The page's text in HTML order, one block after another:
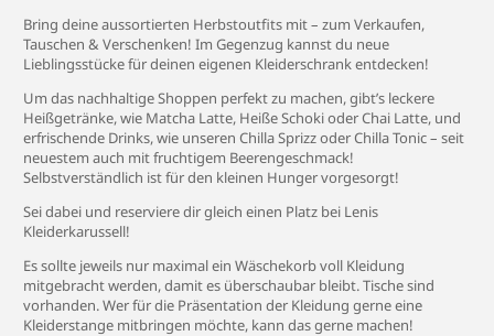
Bring deine aussortierten Herbstoutfits mit – zum Verkaufen,
Tauschen & Verschenken! Im Gegenzug kannst du neue
Lieblingsstücke für deinen eigenen Kleiderschrank entdecken!
Um das nachhaltige Shoppen perfekt zu machen, gibt’s leckere
Heißgetränke, wie Matcha Latte, Heiße Schoki oder Chai Latte, und
erfrischende Drinks, wie unseren Chilla Sprizz oder Chilla Tonic – seit
neuestem auch mit fruchtigem Beerengeschmack!
Selbstverständlich ist für den kleinen Hunger vorgesorgt!
Sei dabei und reserviere dir gleich einen Platz bei Lenis
Kleiderkarussell!
Es sollte jeweils nur maximal ein Wäschekorb voll Kleidung
mitgebracht werden, damit es überschaubar bleibt. Tische sind
vorhanden. Wer für die Präsentation der Kleidung gerne eine
Kleiderstange mitbringen möchte, kann das gerne machen!